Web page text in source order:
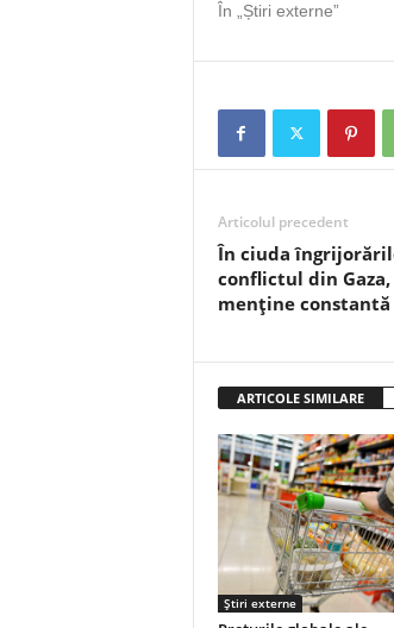
În „Știri externe”
Articolul precedent
În ciuda
conflictul din
menține constantă
ARTICOLE SIMILARE
Știri externe